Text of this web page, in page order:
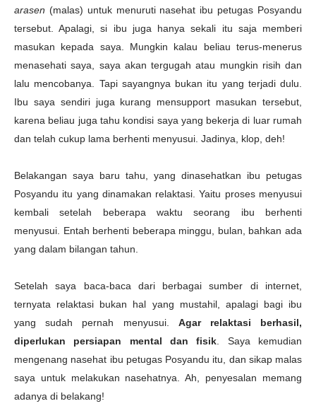
arasen (malas) untuk menuruti nasehat ibu petugas Posyandu
tersebut. Apalagi, si ibu juga hanya sekali itu saja memberi
masukan kepada saya. Mungkin kalau beliau terus-menerus
menasehati saya, saya akan tergugah atau mungkin risih dan
lalu mencobanya. Tapi sayangnya bukan itu yang terjadi dulu.
Ibu saya sendiri juga kurang mensupport masukan tersebut,
karena beliau juga tahu kondisi saya yang bekerja di luar rumah
dan telah cukup lama berhenti menyusui. Jadinya, klop, deh!
Belakangan saya baru tahu, yang dinasehatkan ibu petugas
Posyandu itu yang dinamakan relaktasi. Yaitu proses menyusui
kembali setelah beberapa waktu seorang ibu berhenti
menyusui. Entah berhenti beberapa minggu, bulan, bahkan ada
yang dalam bilangan tahun.
Setelah saya baca-baca dari berbagai sumber di internet,
ternyata relaktasi bukan hal yang mustahil, apalagi bagi ibu
yang sudah pernah menyusui. Agar relaktasi berhasil,
diperlukan persiapan mental dan fisik . Saya kemudian
mengenang nasehat ibu petugas Posyandu itu, dan sikap malas
saya untuk melakukan nasehatnya. Ah, penyesalan memang
adanya di belakang!